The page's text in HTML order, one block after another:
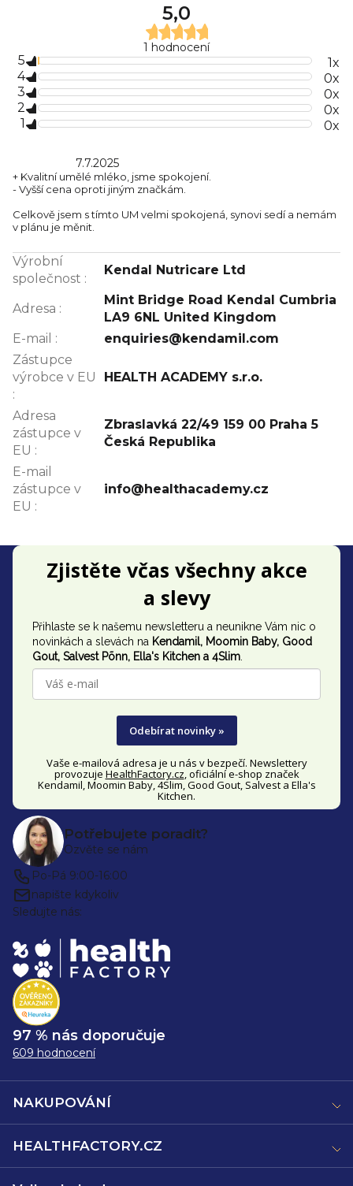
5,0
Průměrné
hodnocení
produktu
je
5,0
z
5
hvězdiček.
1 hodnocení
5
1x
4
0x
3
0x
2
0x
1
0x
p
s
o
d
n
c
e
n
í
Hodnocení produktu je 5 z 5 hvězdiček.
7.7.2025
+ Kvalitní umělé mléko, jsme spokojení.
- Vyšší cena oproti jiným značkám.
Celkově jsem s tímto UM velmi spokojená, synovi sedí a nemám
v plánu je měnit.
Výrobní
společnost :
Kendal Nutricare Ltd
Adresa :
Mint Bridge Road Kendal Cumbria
LA9 6NL United Kingdom
E-mail :
enquiries@kendamil.com
Zástupce
výrobce v EU
:
HEALTH ACADEMY s.r.o.
Adresa
zástupce v
EU :
Zbraslavká 22/49 159 00 Praha 5
Česká Republika
E-mail
zástupce v
EU :
info@healthacademy.cz
Z
Zjistěte včas všechny akce
a slevy
Přihlaste se k našemu newsletteru a neunikne Vám nic o
novinkách a slevách na Kendamil, Moomin Baby, Good
Gout, Salvest Põnn, Ella's Kitchen a 4Slim
Odebírat novinky »
Vaše e-mailová adresa je u nás v bezpečí. Newslettery
provozuje HealthFactory.cz , oficiálníe-shop značek
Kendamil, Moomin Baby, 4Slim, Good Gout, Salvest a Ella's
Kitchen.
Potřebujete poradit?
Ozvěte se nám
Po-Pá 9:00-16:00
napište kdykoliv
Sledujte nás:
97 % nás doporučuje
609 hodnocení
NAKUPOVÁNÍ
HEALTHFACTORY.CZ